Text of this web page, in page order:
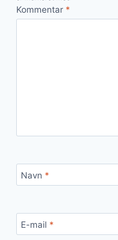
Kommentar *
Navn *
E-mail *